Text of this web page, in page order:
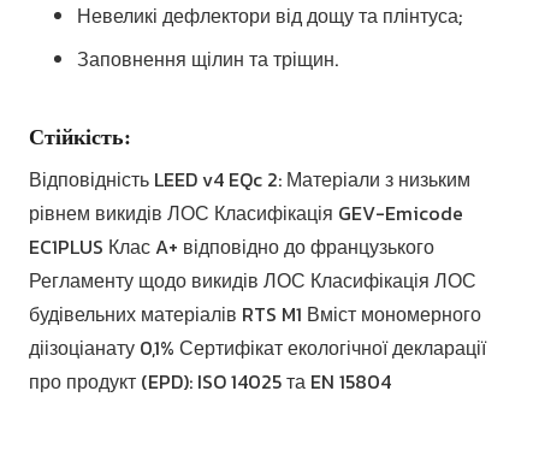
Невеликі дефлектори від дощу та плінтуса;
Заповнення щілин та тріщин.
Стійкість:
Відповідність LEED v4 EQc 2: Матеріали з низьким
рівнем викидів ЛОС Класифікація GEV-Emicode
EC1PLUS Клас A+ відповідно до французького
Регламенту щодо викидів ЛОС Класифікація ЛОС
будівельних матеріалів RTS M1 Вміст мономерного
діізоціанату 0,1% Сертифікат екологічної декларації
про продукт (EPD): ISO 14025 та EN 15804